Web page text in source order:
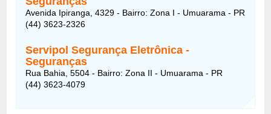
Avenida Ipiranga, 4329 - Bairro: Zona I - Umuarama - PR
(44) 3623-2326
Servipol Segurança Eletrônica -
Seguranças
Rua Bahia, 5504 - Bairro: Zona II - Umuarama - PR
(44) 3623-4079